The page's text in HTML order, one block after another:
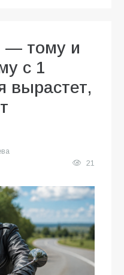
— тому и
с 1
вырастет,
21